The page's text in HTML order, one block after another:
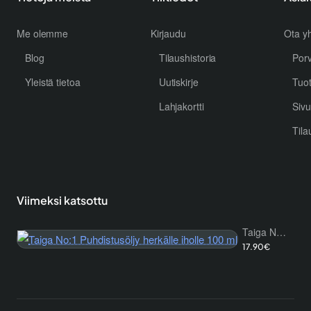
Me olemme
Blog
Yleistä tietoa
Kirjaudu
Tilaushistoria
Uutiskirje
Lahjakortti
Ota
Viimeksi katsottu
Taiga No:1 Puhdistusöljy herkälle iholle 100 ml
17.90€